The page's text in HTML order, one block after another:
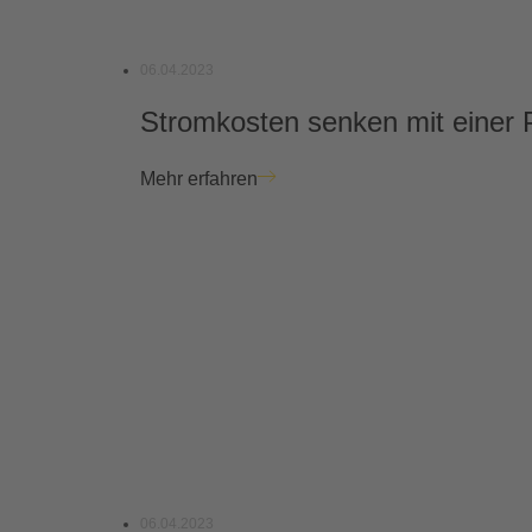
Stromkosten senken mit einer
Mehr erfahren